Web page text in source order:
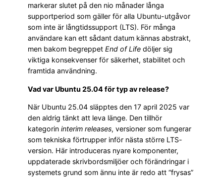
markerar slutet på den nio månader långa
supportperiod som gäller för alla Ubuntu-utgåvor
som inte är långtidssupport (LTS). För många
användare kan ett sådant datum kännas abstrakt,
men bakom begreppet End of Life döljer sig
viktiga konsekvenser för säkerhet, stabilitet och
framtida användning.
Vad var Ubuntu 25.04 för typ av release?
När Ubuntu 25.04 släpptes den 17 april 2025 var
den aldrig tänkt att leva länge. Den tillhör
kategorin interim releases, versioner som fungerar
som tekniska förtrupper inför nästa större LTS-
version. Här introduceras nyare komponenter,
uppdaterade skrivbordsmiljöer och förändringar i
systemets grund som ännu inte är redo att “frysas”